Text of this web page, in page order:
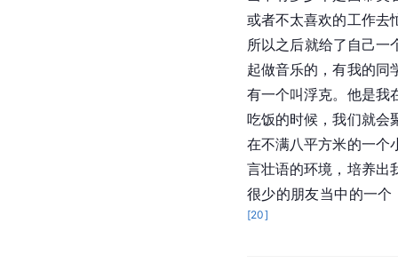
或者不太喜欢的工作去
所以之后就给了自己一
起做音乐的，有我的同
有一个叫浮克。他是我
吃饭的时候，我们就会
在不满八平方米的一个
言壮语的环境，培养出
很少的朋友当中的一
[20]